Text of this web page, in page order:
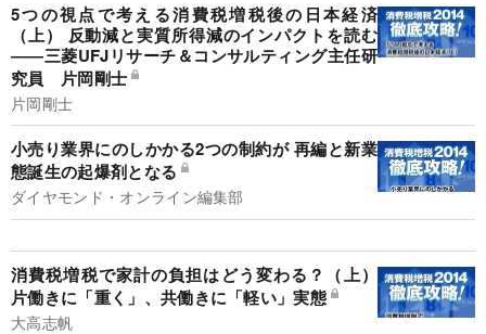
5つの視点で考える消費税増税後の日本経済
（上） 反動減と実質所得減のインパクトを読む
――三菱UFJリサーチ＆コンサルティング主任研
究員 片岡剛士
片岡剛士
小売り業界にのしかかる2つの制約が 再編と新業
態誕生の起爆剤となる
ダイヤモンド・オンライン編集部
消費税増税で家計の負担はどう変わる？（上）
片働きに「重く」、共働きに「軽い」実態
大高志帆